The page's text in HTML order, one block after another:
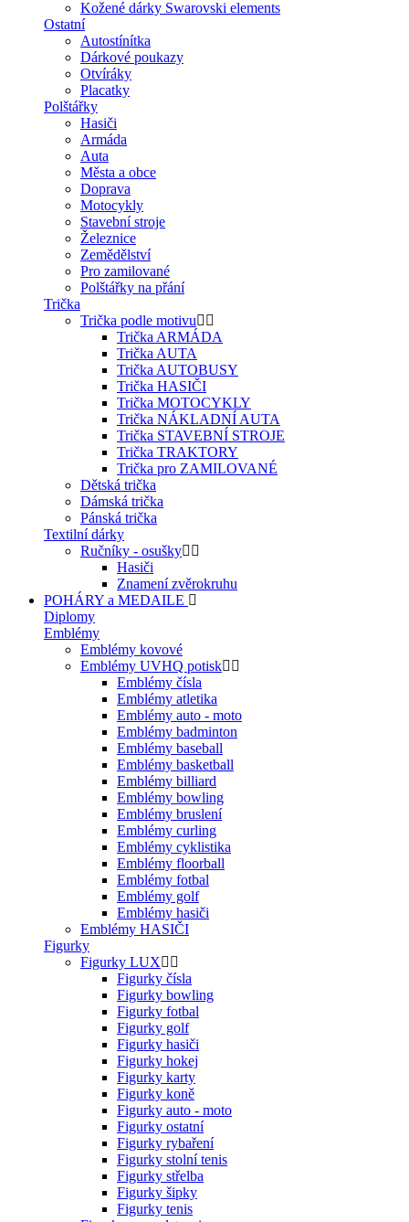
Kožené dárky Swarovski elements
Ostatní
Autostínítka
Dárkové poukazy
Otvíráky
Placatky
Polštářky
Hasiči
Armáda
Auta
Města a obce
Doprava
Motocykly
Stavební stroje
Železnice
Zemědělství
Pro zamilované
Polštářky na přání
Trička
Trička podle motivu
Trička ARMÁDA
Trička AUTA
Trička AUTOBUSY
Trička HASIČI
Trička MOTOCYKLY
Trička NÁKLADNÍ AUTA
Trička STAVEBNÍ STROJE
Trička TRAKTORY
Trička pro ZAMILOVANÉ
Dětská trička
Dámská trička
Pánská trička
Textilní dárky
Ručníky - osušky
Hasiči
Znamení zvěrokruhu
POHÁRY a MEDAILE
Diplomy
Emblémy
Emblémy kovové
Emblémy UVHQ potisk
Emblémy čísla
Emblémy atletika
Emblémy auto - moto
Emblémy badminton
Emblémy baseball
Emblémy basketball
Emblémy billiard
Emblémy bowling
Emblémy bruslení
Emblémy curling
Emblémy cyklistika
Emblémy floorball
Emblémy fotbal
Emblémy golf
Emblémy hasiči
Emblémy HASIČI
Figurky
Figurky LUX
Figurky čísla
Figurky bowling
Figurky fotbal
Figurky golf
Figurky hasiči
Figurky hokej
Figurky karty
Figurky koně
Figurky auto - moto
Figurky ostatní
Figurky rybaření
Figurky stolní tenis
Figurky střelba
Figurky šipky
Figurky tenis